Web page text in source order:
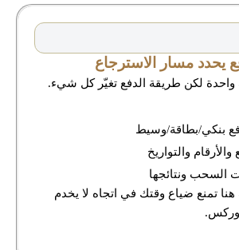
يحدد مسار الاسترجاع
واحدة لكن طريقة الدفع تغيّر كل شيء.
بنكي/بطاقة/وسيط
والتواريخ
السحب ونتائجها
تمنع ضياع وقتك في اتجاه لا يخدم